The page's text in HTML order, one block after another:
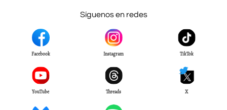
Síguenos en redes
Facebook Instagram TikTok
YouTube Threads X